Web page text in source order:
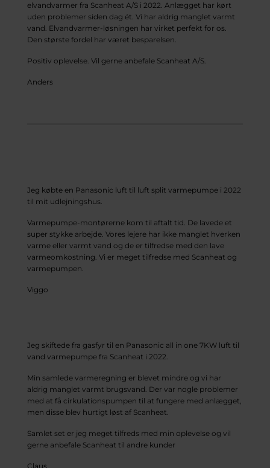
elvandvarmer fra Scanheat A/S i 2022. Anlægget har kørt
uden problemer siden dag ét. Vi har aldrig manglet varmt
vand. Elvandvarmer-løsningen har virket perfekt for os.
Den største fordel har været besparelsen.
Positiv oplevelse. Vil gerne anbefale Scanheat A/S.
Anders
Jeg købte en Panasonic luft til luft split varmepumpe i 2022
til mit udlejningshus.
Varmepumpe-montørerne kom til aftalt tid. De lavede et
super stykke arbejde. Vores lejere har ikke manglet hverken
varme eller varmt vand og de er tilfredse med den lave
varmeomkostning. Vi er meget tilfredse med Scanheat og
varmepumpen.
Viggo
Jeg skiftede fra gasfyr til en Panasonic all in one 7KW luft til
vand varmepumpe fra Scanheat i 2022.
Min samlede varmeregning er blevet mindre og vi har
aldrig manglet varmt brugsvand. Der var nogle problemer
med at få cirkulationspumpen til at fungere med anlægget,
men disse blev hurtigt løst af Scanheat.
Samlet set er jeg meget tilfreds med min oplevelse og vil
gerne anbefale Scanheat til andre kunder
Claus